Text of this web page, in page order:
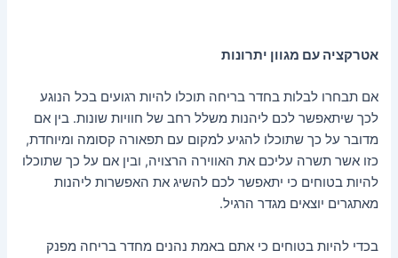
אטרקציה עם מגוון יתרונות
אם תבחרו לבלות בחדר בריחה תוכלו להיות רגועים בכל הנוגע
לכך שיתאפשר לכם ליהנות משלל רחב של חוויות שונות. בין אם
מדובר על כך שתוכלו להגיע למקום עם תפאורה קסומה ומיוחדת,
כזו אשר תשרה עליכם את האווירה הרצויה, ובין אם על כך שתוכלו
להיות בטוחים כי יתאפשר לכם להשיג את האפשרות ליהנות
מאתגרים יוצאים מגדר הרגיל.
בכדי להיות בטוחים כי אתם באמת נהנים מחדר בריחה מפנק